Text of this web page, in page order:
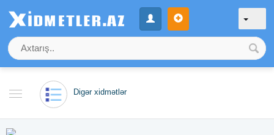
Digər xidmətlər